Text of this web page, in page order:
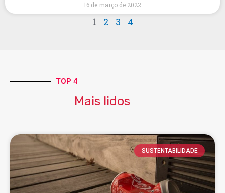
16 de março de 2022
1 2 3 4
TOP 4
Mais lidos
SUSTENTABILIDADE